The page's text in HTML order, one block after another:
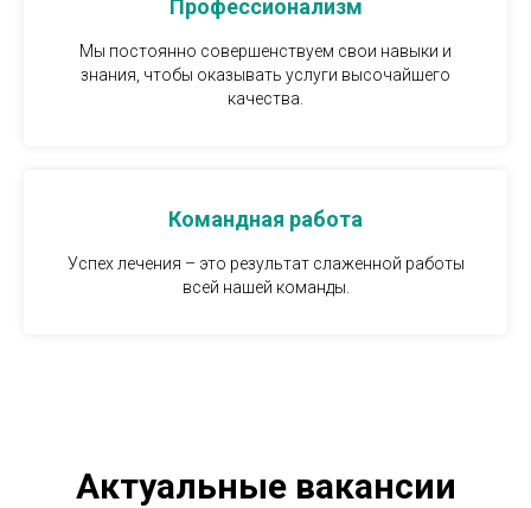
Профессионализм
Мы постоянно совершенствуем свои навыки и
знания, чтобы оказывать услуги высочайшего
качества.
Командная работа
Успех лечения – это результат слаженной работы
всей нашей команды.
Актуальные вакансии